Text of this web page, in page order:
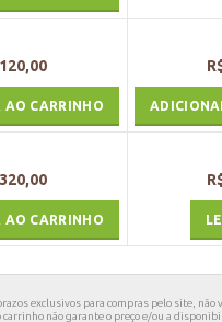
120,00
AO CARRINHO
320,00
AO CARRINHO
exclusivos para compras pelo site, não
carrinho não garante o preço e/ou a